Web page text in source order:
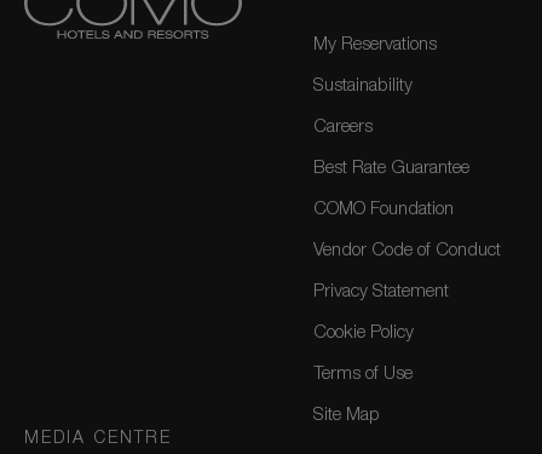
My Reservations
Sustainability
Careers
Best Rate Guarantee
COMO Foundation
Vendor Code of Conduct
Privacy Statement
Cookie Policy
Terms of Use
Site Map
MEDIA CENTRE